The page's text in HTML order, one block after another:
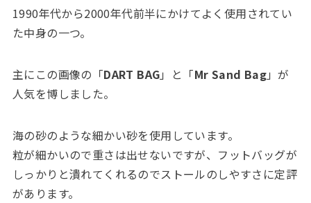
1990年代から2000年代前半にかけてよく使用されてい
た中身の一つ。
主にこの画像の「DART BAG」と「Mr Sand Bag」が
人気を博しました。
海の砂のような細かい砂を使用しています。
粒が細かいので重さは出せないですが、フットバッグが
しっかりと潰れてくれるのでストールのしやすさに定評
があります。